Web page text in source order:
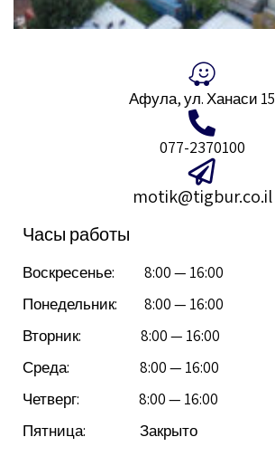
Афула, ул. Ханаси 15
077-2370100
motik@tigbur.co.il
Часы работы
Воскресенье: 8:00 — 16:00
Понедельник: 8:00 — 16:00
Вторник: 8:00 — 16:00
Среда: 8:00 — 16:00
Четверг: 8:00 — 16:00
Пятница: Закрыто